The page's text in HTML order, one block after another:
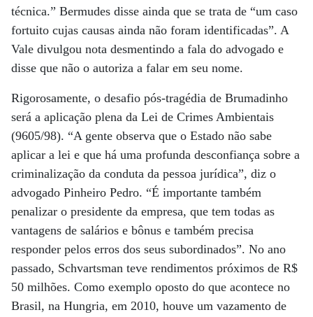
técnica.” Bermudes disse ainda que se trata de “um caso
fortuito cujas causas ainda não foram identificadas”. A
Vale divulgou nota desmentindo a fala do advogado e
disse que não o autoriza a falar em seu nome.
Rigorosamente, o desafio pós-tragédia de Brumadinho
será a aplicação plena da Lei de Crimes Ambientais
(9605/98). “A gente observa que o Estado não sabe
aplicar a lei e que há uma profunda desconfiança sobre a
criminalização da conduta da pessoa jurídica”, diz o
advogado Pinheiro Pedro. “É importante também
penalizar o presidente da empresa, que tem todas as
vantagens de salários e bônus e também precisa
responder pelos erros dos seus subordinados”. No ano
passado, Schvartsman teve rendimentos próximos de R$
50 milhões. Como exemplo oposto do que acontece no
Brasil, na Hungria, em 2010, houve um vazamento de